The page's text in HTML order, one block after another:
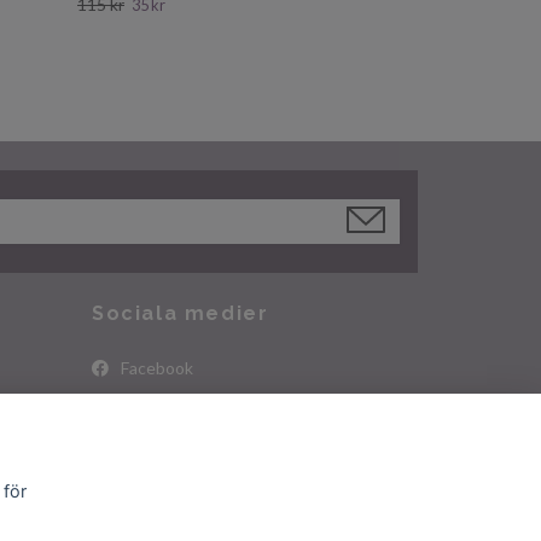
35 kr
Sociala medier
Facebook
för